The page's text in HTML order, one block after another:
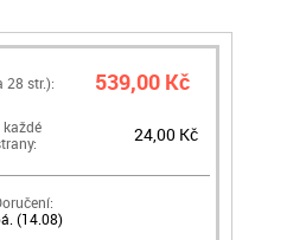
28 str.): 539,00 Kč
každé
24,00 Kč
(14.08)